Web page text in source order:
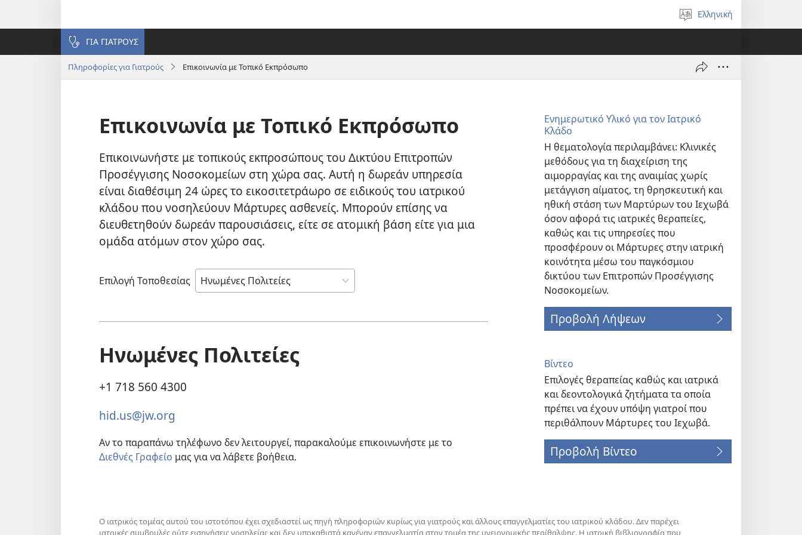
Επιλέξτε
γλώσσα
Ελληνική
ΓΙΑ ΓΙΑΤΡΟΥΣ
Πληροφορίες για Γιατρούς Επικοινωνία με Τοπικό Εκπρόσωπο
Επικοινωνία με Τοπικό Εκπρόσωπο
Επικοινωνήστε με τοπικούς εκπροσώπους του Δικτύου Επιτροπών
Προσέγγισης Νοσοκομείων στη χώρα σας. Αυτή η δωρεάν υπηρεσία
είναι διαθέσιμη 24 ώρες το εικοσιτετράωρο σε ειδικούς του ιατρικού
κλάδου που νοσηλεύουν Μάρτυρες ασθενείς. Μπορούν επίσης να
διευθετηθούν δωρεάν παρουσιάσεις, είτε σε ατομική βάση είτε για μια
ομάδα ατόμων στον χώρο σας.
Επιλογή Τοποθεσίας
Ηνωμένες Πολιτείες
+1 718 560 4300
hid.us@jw.org
Αν το παραπάνω τηλέφωνο δεν λειτουργεί, παρακαλούμε επικοινωνήστε με το
Διεθνές Γραφείο μας για να λάβετε βοήθεια.
Ενημερωτικό Υλικό για τον Ιατρικό
Κλάδο
Η θεματολογία περιλαμβάνει: Κλινικές
μεθόδους για τη διαχείριση της
αιμορραγίας και της αναιμίας χωρίς
μετάγγιση αίματος, τη θρησκευτική και
ηθική στάση των Μαρτύρων του Ιεχωβά
όσον αφορά τις ιατρικές θεραπείες,
καθώς και τις υπηρεσίες που
προσφέρουν οι Μάρτυρες στην ιατρική
κοινότητα μέσω του παγκόσμιου
δικτύου των Επιτροπών Προσέγγισης
Νοσοκομείων.
Προβολή Λήψεων
Βίντεο
Επιλογές θεραπείας καθώς και ιατρικά
και δεοντολογικά ζητήματα τα οποία
πρέπει να έχουν υπόψη γιατροί που
περιθάλπουν Μάρτυρες του Ιεχωβά.
Προβολή Βίντεο
Ο ιατρικός τομέας αυτού του ιστοτόπου έχει σχεδιαστεί ως πηγή πληροφοριών κυρίως για γιατρούς και άλλους επαγγελματίες του ιατρικού κλάδου. Δεν παρέχει
ιατρικές συμβουλές ούτε εισηγήσεις νοσηλείας και δεν υποκαθιστά κανέναν επαγγελματία στον τομέα της υγειονομικής περίθαλψης. Η ιατρική βιβλιογραφία που